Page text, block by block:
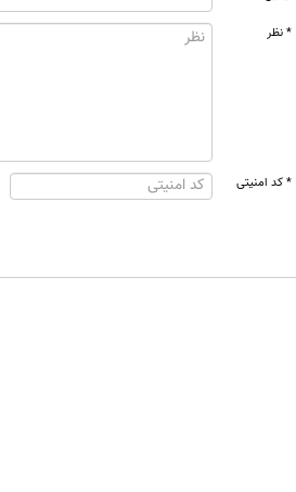
* نظر
* کد امنیتی